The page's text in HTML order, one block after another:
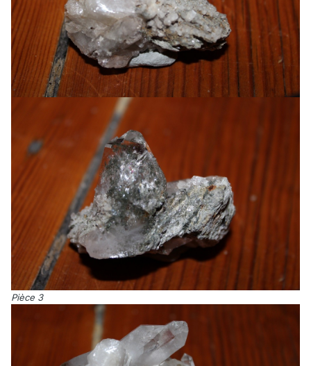
Pièce 3